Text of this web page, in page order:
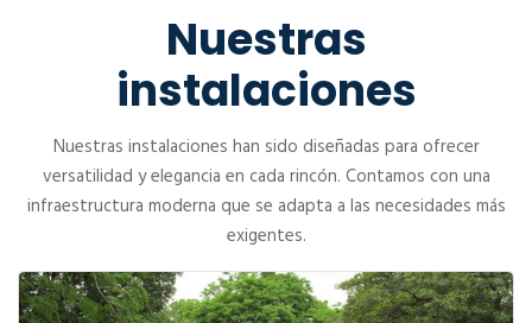
Nuestras
instalaciones
Nuestras instalaciones han sido diseñadas para ofrecer
versatilidad y elegancia en cada rincón. Contamos con una
infraestructura moderna que se adapta a las necesidades más
exigentes.